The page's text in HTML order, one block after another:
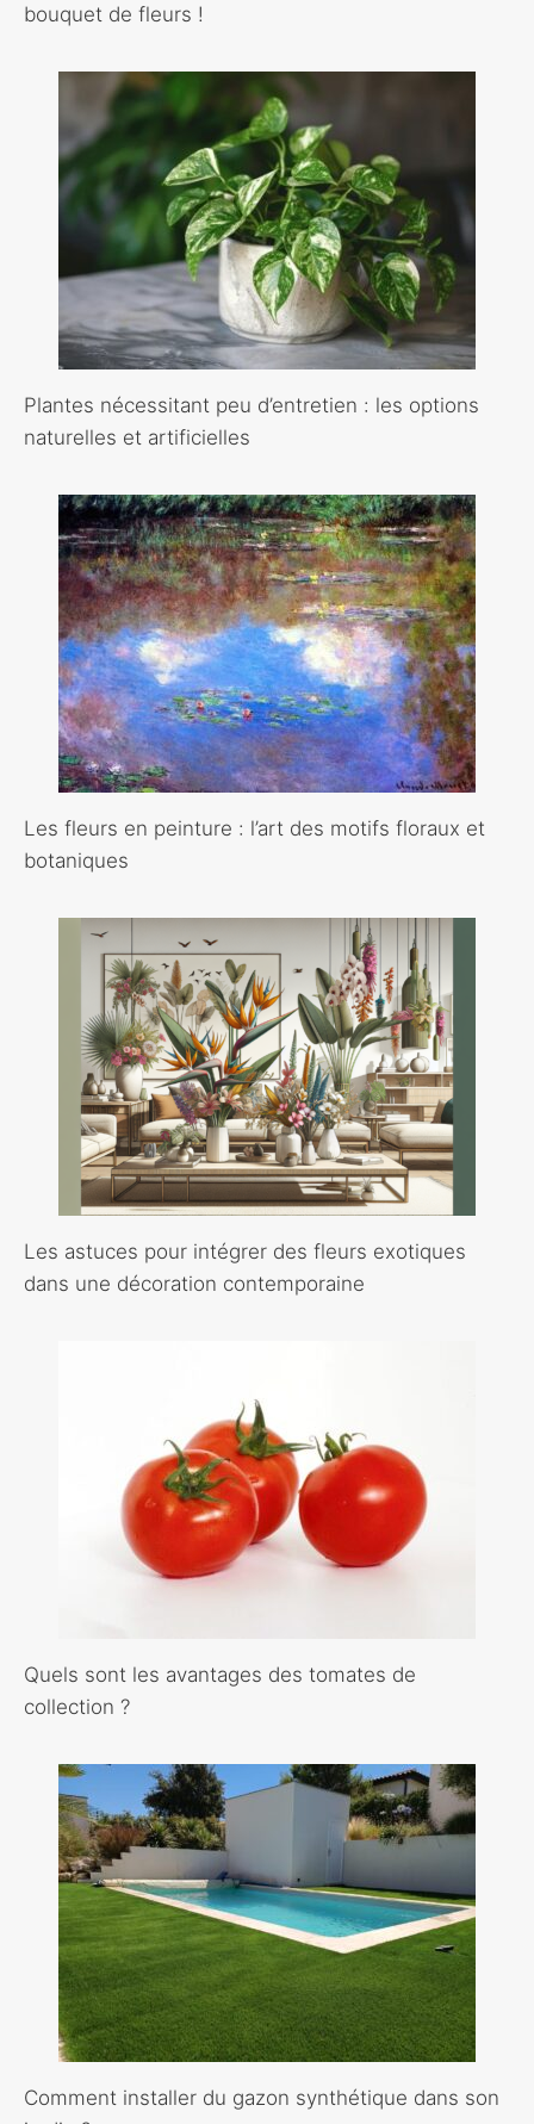
bouquet de fleurs !
Plantes nécessitant peu d’entretien : les options
naturelles et artificielles
Les fleurs en peinture : l’art des motifs floraux et
botaniques
Les astuces pour intégrer des fleurs exotiques
dans une décoration contemporaine
Quels sont les avantages des tomates de
collection ?
Comment installer du gazon synthétique dans son